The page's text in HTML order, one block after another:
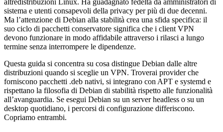
altredistribuzioni Linux. Ha guadagnato fedeltà da amministratori di
sistema e utenti consapevoli della privacy per più di due decenni.
Ma l’attenzione di Debian alla stabilità crea una sfida specifica: il
suo ciclo di pacchetti conservatore significa che i client VPN
devono funzionare in modo affidabile attraverso i rilasci a lungo
termine senza interrompere le dipendenze.
Questa guida si concentra su cosa distingue Debian dalle altre
distribuzioni quando si sceglie un VPN. Troverai provider che
forniscono pacchetti .deb nativi, si integrano con APT e systemd e
rispettano la filosofia di Debian di stabilità rispetto alle funzionalità
all’avanguardia. Se esegui Debian su un server headless o su un
desktop quotidiano, i percorsi di configurazione differiscono.
Copriamo entrambi.